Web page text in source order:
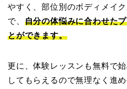
やすく、部位別のボディメイ
で、 自分の体悩みに合わせた
とができます。
更に、体験レッスンも無料で
してもらえるので無理なく進